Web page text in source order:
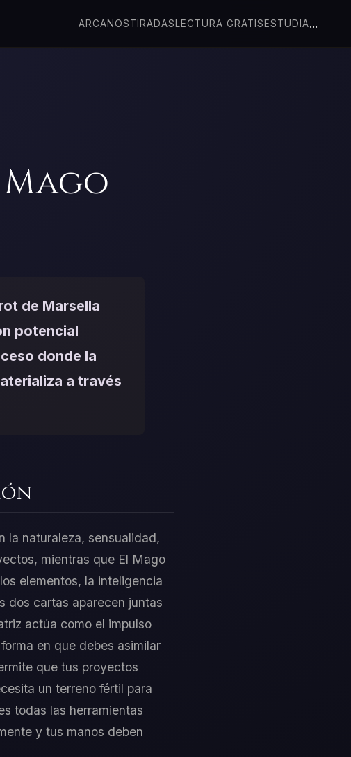
ARCANOSTIRADAS LECTURA GRATIS ESTUDIA...
de Marsella
potencial
donde la
a través
la naturaleza, sensualidad,
mientras que El Mago
elementos, la inteligencia
dos cartas aparecen juntas
actúa como el impulso
en que debes asimilar
que tus proyectos
un terreno fértil para
todas las herramientas
y tus manos deben